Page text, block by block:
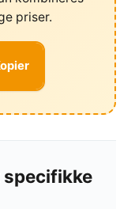
priser.
specifikke